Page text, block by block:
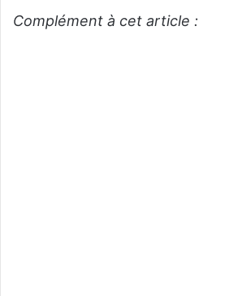
Complément à cet article :